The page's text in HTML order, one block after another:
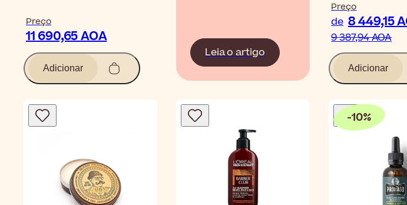
Preço
11 690,65 AOA
Adicionar
Leia o artigo
Preço
de 8 449,15
9 387,94 AOA
Adicionar
-10%